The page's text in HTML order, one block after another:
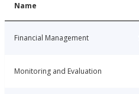
Name
Financial Management
Monitoring and Evaluation